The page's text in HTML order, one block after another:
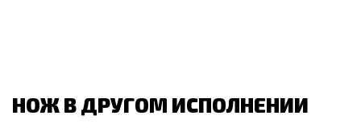
НОЖ В ДРУГОМ ИСПОЛНЕНИИ